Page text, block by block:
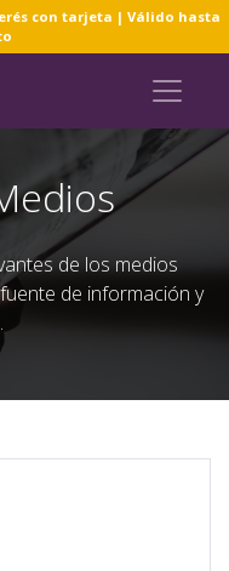
con tarjeta | Válido hasta
de los medios
de información y